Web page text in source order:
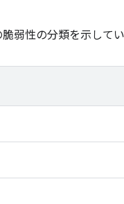
弱性の分類を示してい